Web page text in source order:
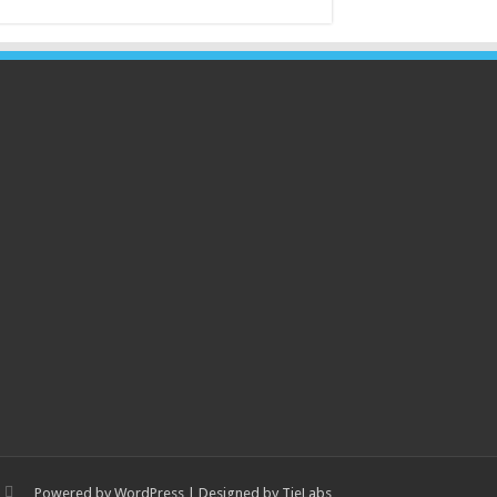
Powered by WordPress| Designed by TieLabs